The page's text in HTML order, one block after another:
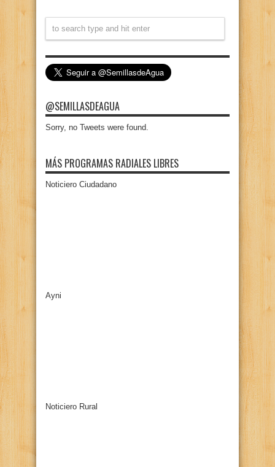
@SEMILLASDEAGUA
Sorry, no Tweets were found.
MÁS PROGRAMAS RADIALES LIBRES
Noticiero Ciudadano
Ayni
Noticiero Rural